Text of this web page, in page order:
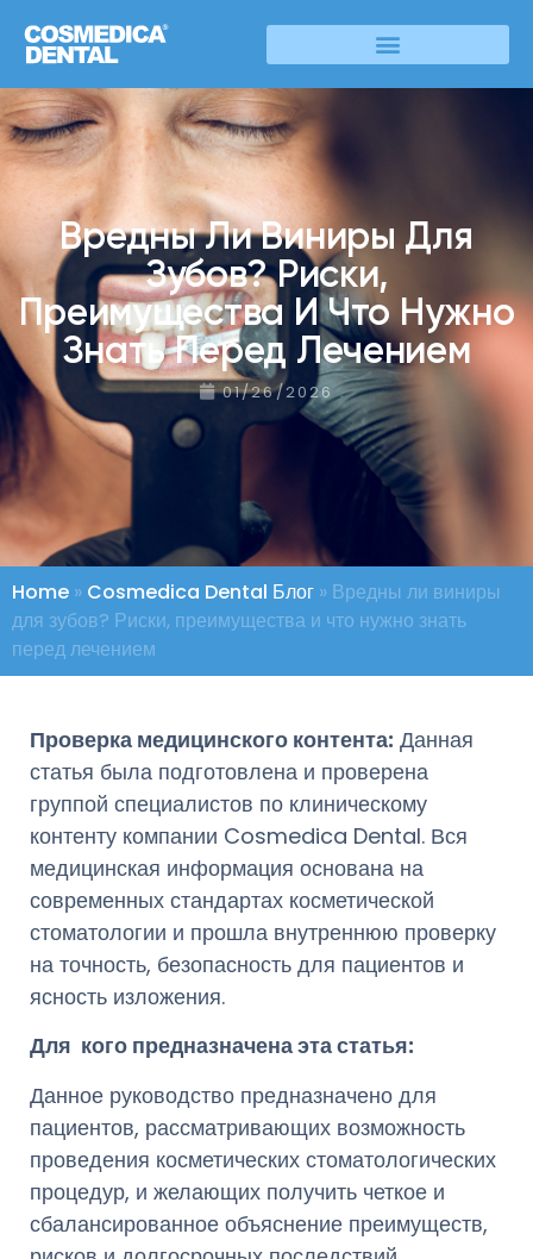
Вредны Ли Виниры Для
Зубов? Риски,
Преимущества И Что Нужно
Знать Перед Лечением
01/26/2026
Home » Cosmedica Dental Блог » Вредны ли виниры
для зубов? Риски, преимущества и что нужно знать
перед лечением
Проверка медицинского контента: Данная
статья была подготовлена ​​и проверена
группой специалистов по клиническому
контенту компании Cosmedica Dental. Вся
медицинская информация основана на
современных стандартах косметической
стоматологии и прошла внутреннюю проверку
на точность, безопасность для пациентов и
ясность изложения.
Для кого предназначена эта статья:
Данное руководство предназначено для
пациентов, рассматривающих возможность
проведения косметических стоматологических
процедур, и желающих получить четкое и
сбалансированное объяснение преимуществ,